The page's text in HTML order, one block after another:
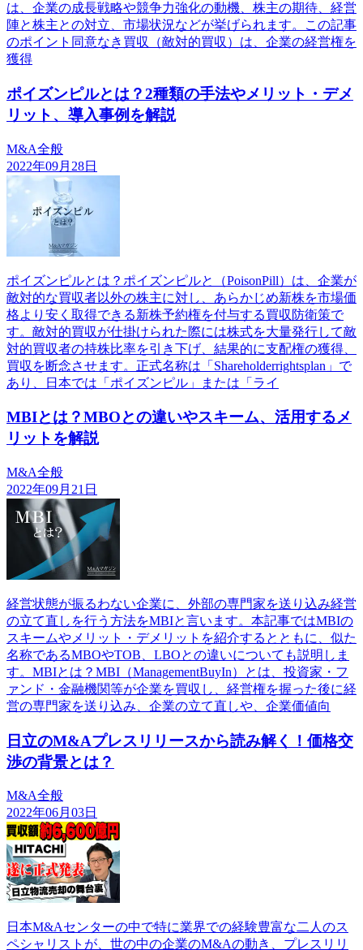
は、企業の成長戦略や競争力強化の動機、株主の期待、経営
陣と株主との対立、市場状況などが挙げられます。この記事
のポイント同意なき買収（敵対的買収）は、企業の経営権を
獲得
ポイズンピルとは？2種類の手法やメリット・デメ
リット、導入事例を解説
M&A全般
2022年09月28日
ポイズンピルとは？ポイズンピルと（PoisonPill）は、企業が
敵対的な買収者以外の株主に対し、あらかじめ新株を市場価
格より安く取得できる新株予約権を付与する買収防衛策で
す。敵対的買収が仕掛けられた際には株式を大量発行して敵
対的買収者の持株比率を引き下げ、結果的に支配権の獲得、
買収を断念させます。正式名称は「Shareholderrightsplan」で
あり、日本では「ポイズンピル」または「ライ
MBIとは？MBOとの違いやスキーム、活用するメ
リットを解説
M&A全般
2022年09月21日
経営状態が振るわない企業に、外部の専門家を送り込み経営
の立て直しを行う方法をMBIと言います。本記事ではMBIの
スキームやメリット・デメリットを紹介するとともに、似た
名称であるMBOやTOB、LBOとの違いについても説明しま
す。MBIとは？MBI（ManagementBuyIn）とは、投資家・フ
ァンド・金融機関等が企業を買収し、経営権を握った後に経
営の専門家を送り込み、企業の立て直しや、企業価値向
日立のM&Aプレスリリースから読み解く！価格交
渉の背景とは？
M&A全般
2022年06月03日
日本M&Aセンターの中で特に業界での経験豊富な二人のス
ペシャリストが、世の中の企業のM&Aの動き、プレスリリ